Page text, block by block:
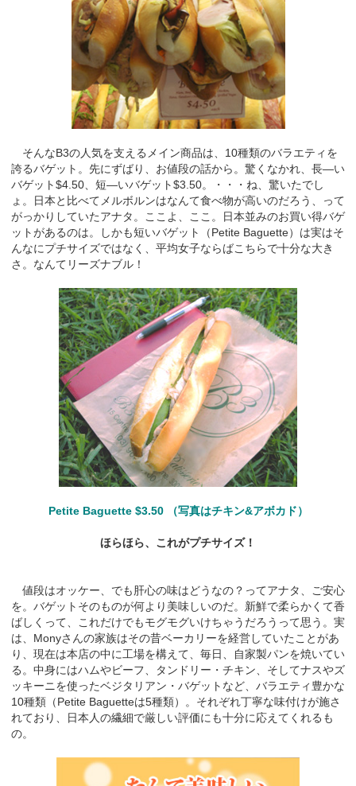
そんなB3の人気を支えるメイン商品は、10種類のバラエティを
誇るバゲット。先にずばり、お値段の話から。驚くなかれ、長―い
バゲット$4.50、短―いバゲット$3.50。・・・ね、驚いたでし
ょ。日本と比べてメルボルンはなんて食べ物が高いのだろう、って
がっかりしていたアナタ。ここよ、ここ。日本並みのお買い得バゲ
ットがあるのは。しかも短いバゲット（Petite Baguette）は実はそ
んなにプチサイズではなく、平均女子ならばこちらで十分な大き
さ。なんてリーズナブル！
Petite Baguette $3.50 （写真はチキン&アボカド）
ほらほら、これがプチサイズ！
値段はオッケー、でも肝心の味はどうなの？ってアナタ、ご安心
を。バゲットそのものが何より美味しいのだ。新鮮で柔らかくて香
ばしくって、これだけでもモグモグいけちゃうだろうって思う。実
は、Monyさんの家族はその昔ベーカリーを経営していたことがあ
り、現在は本店の中に工場を構えて、毎日、自家製パンを焼いてい
る。中身にはハムやビーフ、タンドリー・チキン、そしてナスやズ
ッキーニを使ったベジタリアン・バゲットなど、バラエティ豊かな
10種類（Petite Baguetteは5種類）。それぞれ丁寧な味付けが施さ
れており、日本人の繊細で厳しい評価にも十分に応えてくれるも
の。